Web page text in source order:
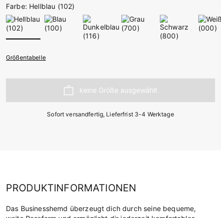
Farbe: Hellblau (102)
Größentabelle
Sofort versandfertig, Lieferfrist 3-4 Werktage
PRODUKTINFORMATIONEN
Das Businesshemd überzeugt dich durch seine bequeme,